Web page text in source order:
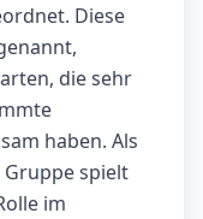
Diese
die sehr
haben. Als
spielt
im